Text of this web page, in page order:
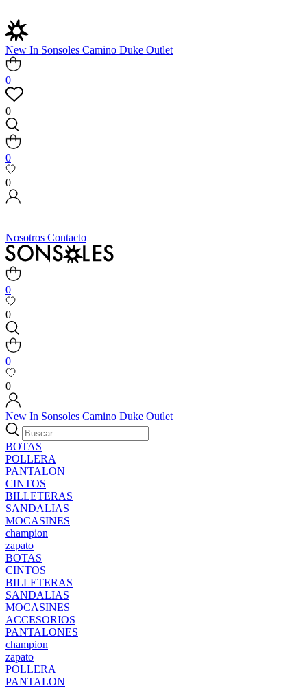
New In Sonsoles Camino Duke Outlet
0
0
0
0
Nosotros Contacto
0
0
0
0
New In Sonsoles Camino Duke Outlet
BOTAS
POLLERA
PANTALON
CINTOS
BILLETERAS
SANDALIAS
MOCASINES
champion
zapato
BOTAS
CINTOS
BILLETERAS
SANDALIAS
MOCASINES
ACCESORIOS
PANTALONES
champion
zapato
POLLERA
PANTALON